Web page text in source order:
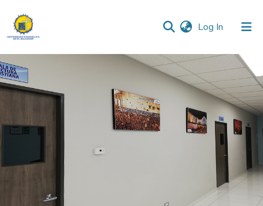
Log In (current)
Communities & Collections
All of DSpace